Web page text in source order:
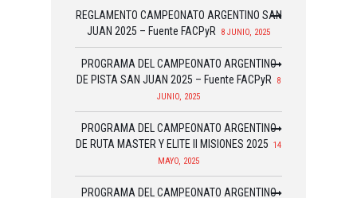
REGLAMENTO CAMPEONATO ARGENTINO SAN
JUAN 2025 – Fuente FACPyR 8 JUNIO, 2025
PROGRAMA DEL CAMPEONATO ARGENTINO
DE PISTA SAN JUAN 2025 – Fuente FACPyR 8
JUNIO, 2025
PROGRAMA DEL CAMPEONATO ARGENTINO
DE RUTA MASTER Y ELITE II MISIONES 2025 14
MAYO, 2025
PROGRAMA DEL CAMPEONATO ARGENTINO